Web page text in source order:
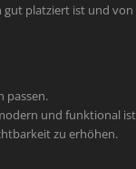
gut platziert ist und
passen.
und funktional
zu erhöhen.